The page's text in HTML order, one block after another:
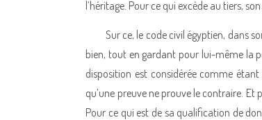
l’héritage. Pour ce qui excède au tiers,
Sur ce, le code civil égyptien, dans
bien, tout en gardant pour lui-même la
disposition est considérée comme
qu’une preuve ne prouve le contraire.
Pour ce qui est de sa qualification de